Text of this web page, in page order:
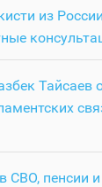
из
Тайсаев
СВО, пенсии и